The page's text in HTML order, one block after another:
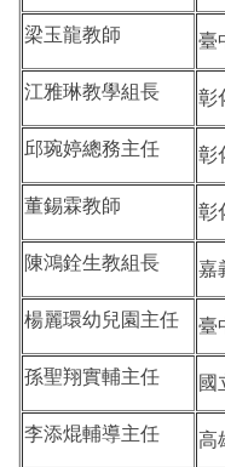
梁玉龍教師 臺
江雅琳教學組長 彰
邱琬婷總務主任 彰
董錫霖教師 彰
陳鴻銓生教組長 嘉
楊麗環幼兒園主任 臺
孫聖翔實輔主任 國
李添焜輔導主任 高